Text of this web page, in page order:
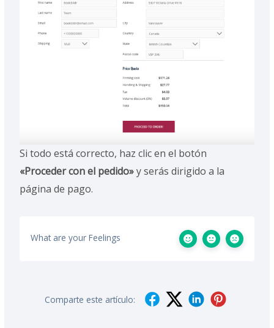
Si todo está correcto, haz clic en el botón
«Proceder con el pedido»y serás dirigido a la
página de pago.
What are your Feelings
Comparte este artículo: